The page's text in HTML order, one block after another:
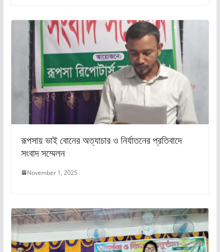
রূপসায় ভাই বোনের অত্যাচার ও নির্যাতনের প্রতিবাদে
সংবাদ সম্মেলন
November 1, 2025